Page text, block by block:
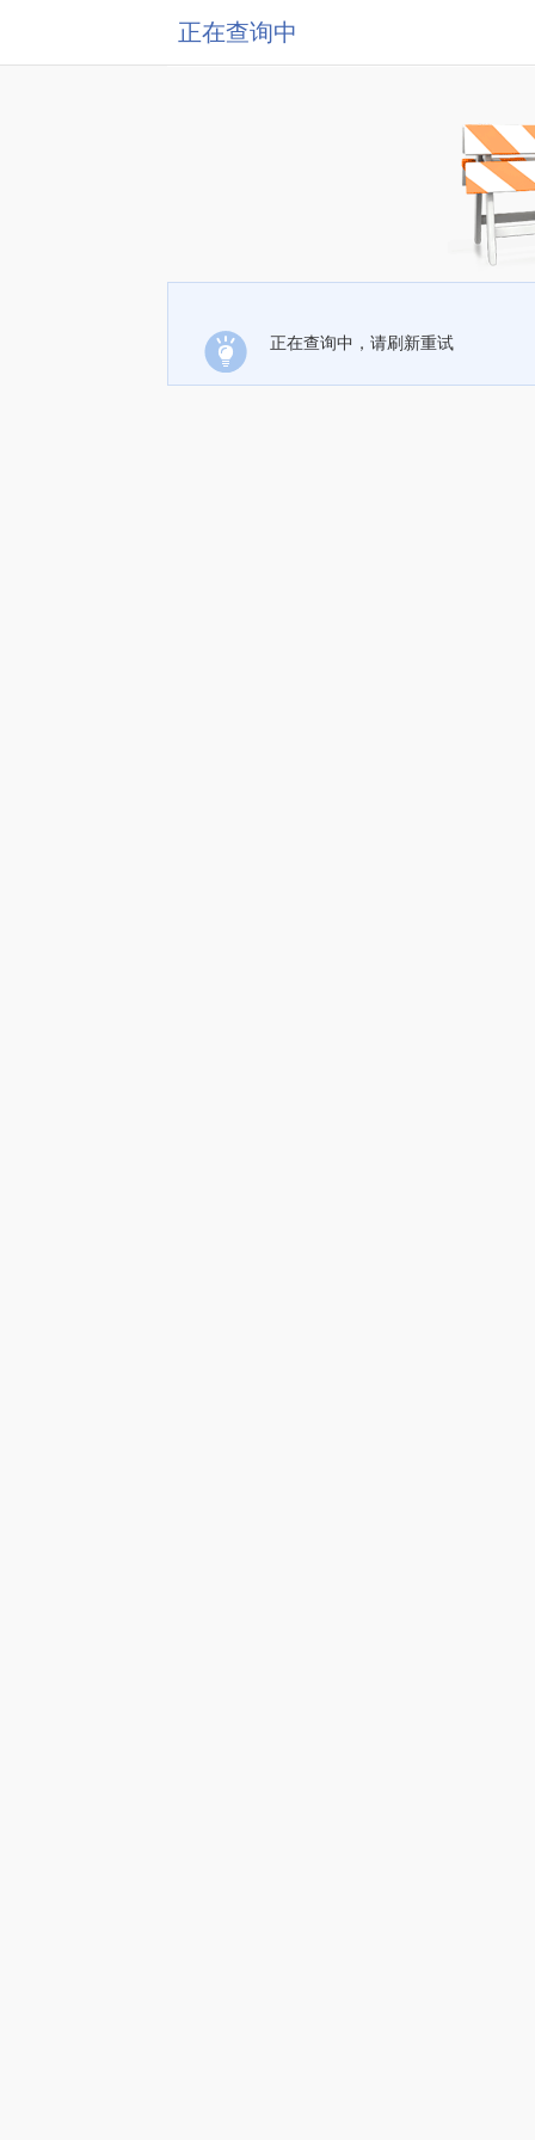
正在查询中
正在查询中，请刷新重试